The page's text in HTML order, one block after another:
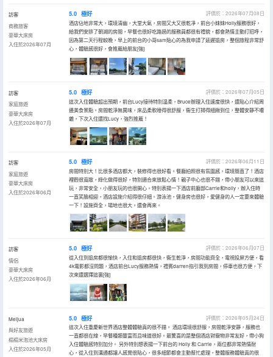
訪客
商務旅客
豪華大床房
入住於2026年07月
5.0 極好
評價於：2026年07月08日
酒店佔地非常大，環境清幽，大堂大氣，房間又大又很乾凈，前台小妹妹Holly服務很好，
給我們安排了朝湖的房間，早餐也很好吃路過的服務員都很有禮貌，都會熱情主動打招呼，
因為第二天行程較晚，早上的前台的小哥sam貼心的為我申請了延遲退房，整個旅程非常舒
心，體驗感很好，會推薦給朋友[強]
訪客
家庭旅遊
豪華大床房
入住於2026年07月
5.0 極好
評價於：2026年07月05日
這次入住體驗超出預期，前台Lucy接待特別温柔，Bruce辦理入住速度很快，還貼心介紹周
邊美食景點。房間乾淨無異味，床品柔軟睡得很舒服，衞生打掃得細緻到位，整體安靜不嘈
雜，下次入住還找Lucy，強烈推薦！
訪客
家庭旅遊
豪華大床房
入住於2026年06月
5.0 極好
評價於：2026年06月11日
房間特別大！比很多酒店都大，裝修得也很好看。餐廳拍照很有氛圍感，環境簡直了！酒店
裡麪很寬敞，綠化做得很好，特別適合來放鬆心情！親子中心也很不錯，帶小朋友可以來這
玩，非常安全，小朋友玩的也很開心。特別表揚一下酒店前廳部Carrie和holly，辦入住時
一直笑臉相迎，酒店設施介紹得很仔細。游泳池，健身房也很好，愛健身的人一定要來體驗
一下！設施齊全，場地也很大。還會再來。
訪客
情侶
豪華大床房
入住於2026年06月
5.0 極好
評價於：2026年06月07日
從入住到退房都很愉快，入住和退房都很快，衞生乾淨，房間功能齊全，電視投屏方便，看
4k電影都沒問題，酒店前台Lucy服務熱情，禮賓darren指引我到房間，停車也很方便，下
次來還選擇這裏[強]
Meijua
與好友旅遊
榻榻米泡池大床房
入住於2026年05月
5.0 極好
評價於：2026年05月24日
這次入住重慶新世界酒店整體體驗真的很不錯。 酒店環境很舒服，房間乾淨安靜，服務也
一直都很在線，早餐種類豐富而且味道很好。最驚喜的是整個酒店對寵物非常友好，帶小狗
入住體驗感特別加分。 另外特別想表揚一下前台的 Holly 和 Carrie，兩位都非常熱情耐
心，從入住到溝通都讓人感覺很貼心，很多細節都會主動幫忙處理，整體服務體驗真的很